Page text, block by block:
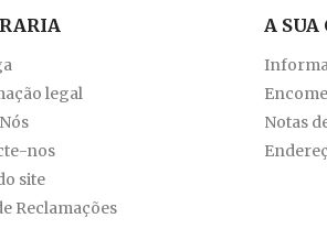
legal
nos
site
Reclamações
A SUA
Notas